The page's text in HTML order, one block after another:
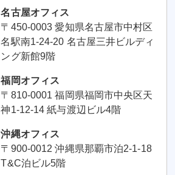
名古屋オフィス
〒450-0003 愛知県名古屋市中村区
名駅南1-24-20 名古屋三井ビルディ
ング新館9階
福岡オフィス
〒810-0001 福岡県福岡市中央区天
神1-12-14 紙与渡辺ビル4階
沖縄オフィス
〒900-0012 沖縄県那覇市泊2-1-18
T&C泊ビル5階